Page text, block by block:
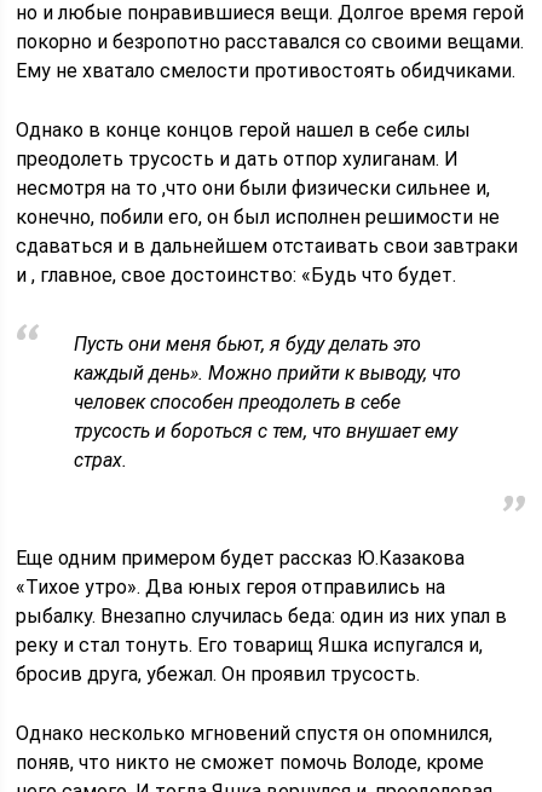
но и любые понравившиеся вещи. Долгое время герой
покорно и безропотно расставался со своими вещами.
Ему не хватало смелости противостоять обидчиками.
Однако в конце концов герой нашел в себе силы
преодолеть трусость и дать отпор хулиганам. И
несмотря на то ,что они были физически сильнее и,
конечно, побили его, он был исполнен решимости не
сдаваться и в дальнейшем отстаивать свои завтраки
и , главное, свое достоинство: «Будь что будет.
Пусть они меня бьют, я буду делать это
каждый день». Можно прийти к выводу, что
человек способен преодолеть в себе
трусость и бороться с тем, что внушает ему
страх.
Еще одним примером будет рассказ Ю.Казакова
«Тихое утро». Два юных героя отправились на
рыбалку. Внезапно случилась беда: один из них упал в
реку и стал тонуть. Его товарищ Яшка испугался и,
бросив друга, убежал. Он проявил трусость.
Однако несколько мгновений спустя он опомнился,
поняв, что никто не сможет помочь Володе, кроме